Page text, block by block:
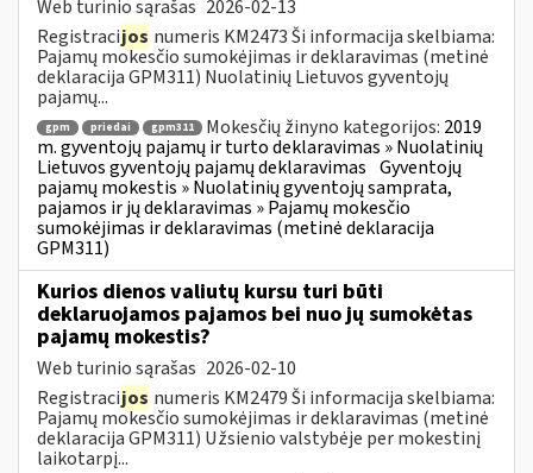
Web turinio sąrašas 2026-02-13
Registracijos numeris KM2473 Ši informacija skelbiama:
Pajamų mokesčio sumokėjimas ir deklaravimas (metinė
deklaracija GPM311) Nuolatinių Lietuvos gyventojų
pajamų...
gpm priedai gpm311 Mokesčių žinyno kategorijos: 2019
m. gyventojų pajamų ir turto deklaravimas » Nuolatinių
Lietuvos gyventojų pajamų deklaravimas Gyventojų
pajamų mokestis » Nuolatinių gyventojų samprata,
pajamos ir jų deklaravimas » Pajamų mokesčio
sumokėjimas ir deklaravimas (metinė deklaracija
GPM311)
Kurios dienos valiutų kursu turi būti
deklaruojamos pajamos bei nuo jų sumokėtas
pajamų mokestis?
Web turinio sąrašas 2026-02-10
Registracijos numeris KM2479 Ši informacija skelbiama:
Pajamų mokesčio sumokėjimas ir deklaravimas (metinė
deklaracija GPM311) Užsienio valstybėje per mokestinį
laikotarpį...